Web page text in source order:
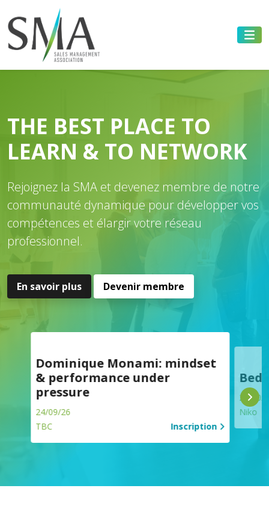
THE BEST PLACE TO
LEARN & TO NETWORK
Rejoignez la SMA et devenez membre de notre
communauté dynamique pour développer vos
compétences et élargir votre réseau
professionnel.
En savoir plus Devenir membre
Dominique Monami: mindset
& performance under
pressure
24/09/26
TBC
Inscription
29/10/
Niko